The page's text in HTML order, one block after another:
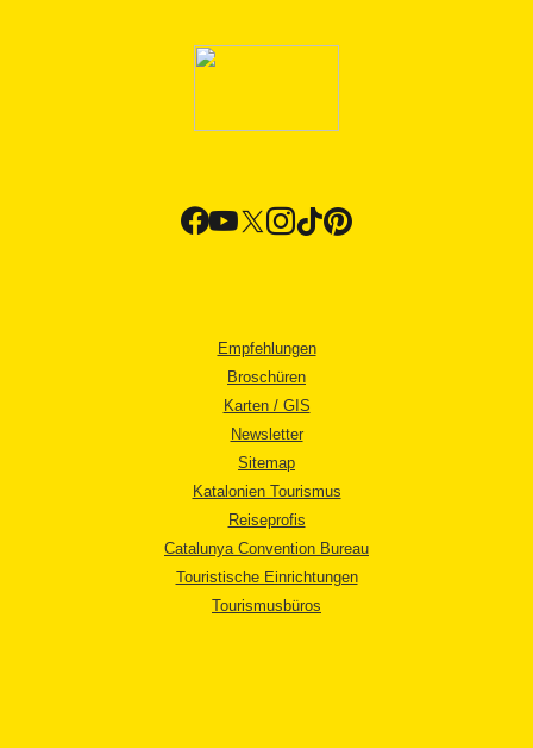
Empfehlungen
Broschüren
Karten / GIS
Newsletter
Sitemap
Katalonien Tourismus
Reiseprofis
Catalunya Convention Bureau
Touristische Einrichtungen
Tourismusbüros